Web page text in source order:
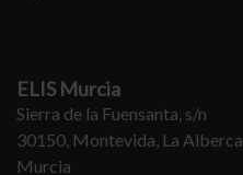
ELIS Murcia
Sierra de la Fuensanta, s/n
30150, Montevida, La Alberca
Murcia